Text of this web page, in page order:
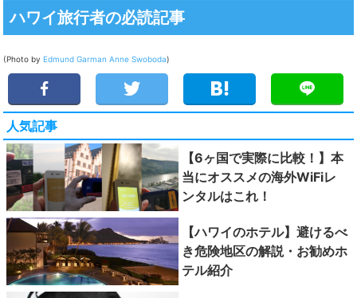
ハワイ旅行者の必読記事
(Photo by Edmund Garman Anne Swoboda)
人気記事
【6ヶ国で実際に比較！】本
当にオススメの海外WiFiレ
ンタルはこれ！
【ハワイのホテル】避けるべ
き危険地区の解説・お勧めホ
テル紹介